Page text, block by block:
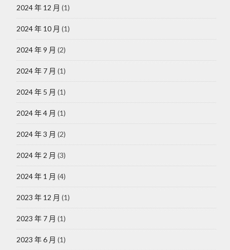
2024 年 12 月 (1)
2024 年 10 月 (1)
2024 年 9 月 (2)
2024 年 7 月 (1)
2024 年 5 月 (1)
2024 年 4 月 (1)
2024 年 3 月 (2)
2024 年 2 月 (3)
2024 年 1 月 (4)
2023 年 12 月 (1)
2023 年 7 月 (1)
2023 年 6 月 (1)